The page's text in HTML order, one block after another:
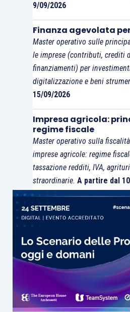
9/09/2026
Finanza agevolata
Master operativo sulle
le imprese (contributi, crediti
finanziamenti) per
digitalizzazione e beni
15/09/2026
Impresa agricola:
regime fiscale
Master operativo sulla
imprese agricole: regime
tassazione redditi, IVA,
straordinarie. A partire dal